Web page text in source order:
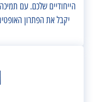
הייחודיים שלכם. עם
יקבל את הפתרון